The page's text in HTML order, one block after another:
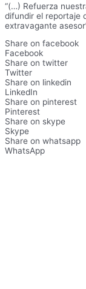
“(…) Refuerza
difundir el reportaje
extravagante
Share on facebook
Facebook
Share on twitter
Twitter
Share on linkedin
LinkedIn
Share on pinterest
Pinterest
Share on skype
Skype
Share on whatsapp
WhatsApp